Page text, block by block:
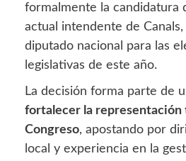
formalmente la candidatura
actual intendente de
diputado nacional para las
legislativas de este año.
La decisión forma parte de
fortalecer la representación
Congreso, apostando por
local y experiencia en la